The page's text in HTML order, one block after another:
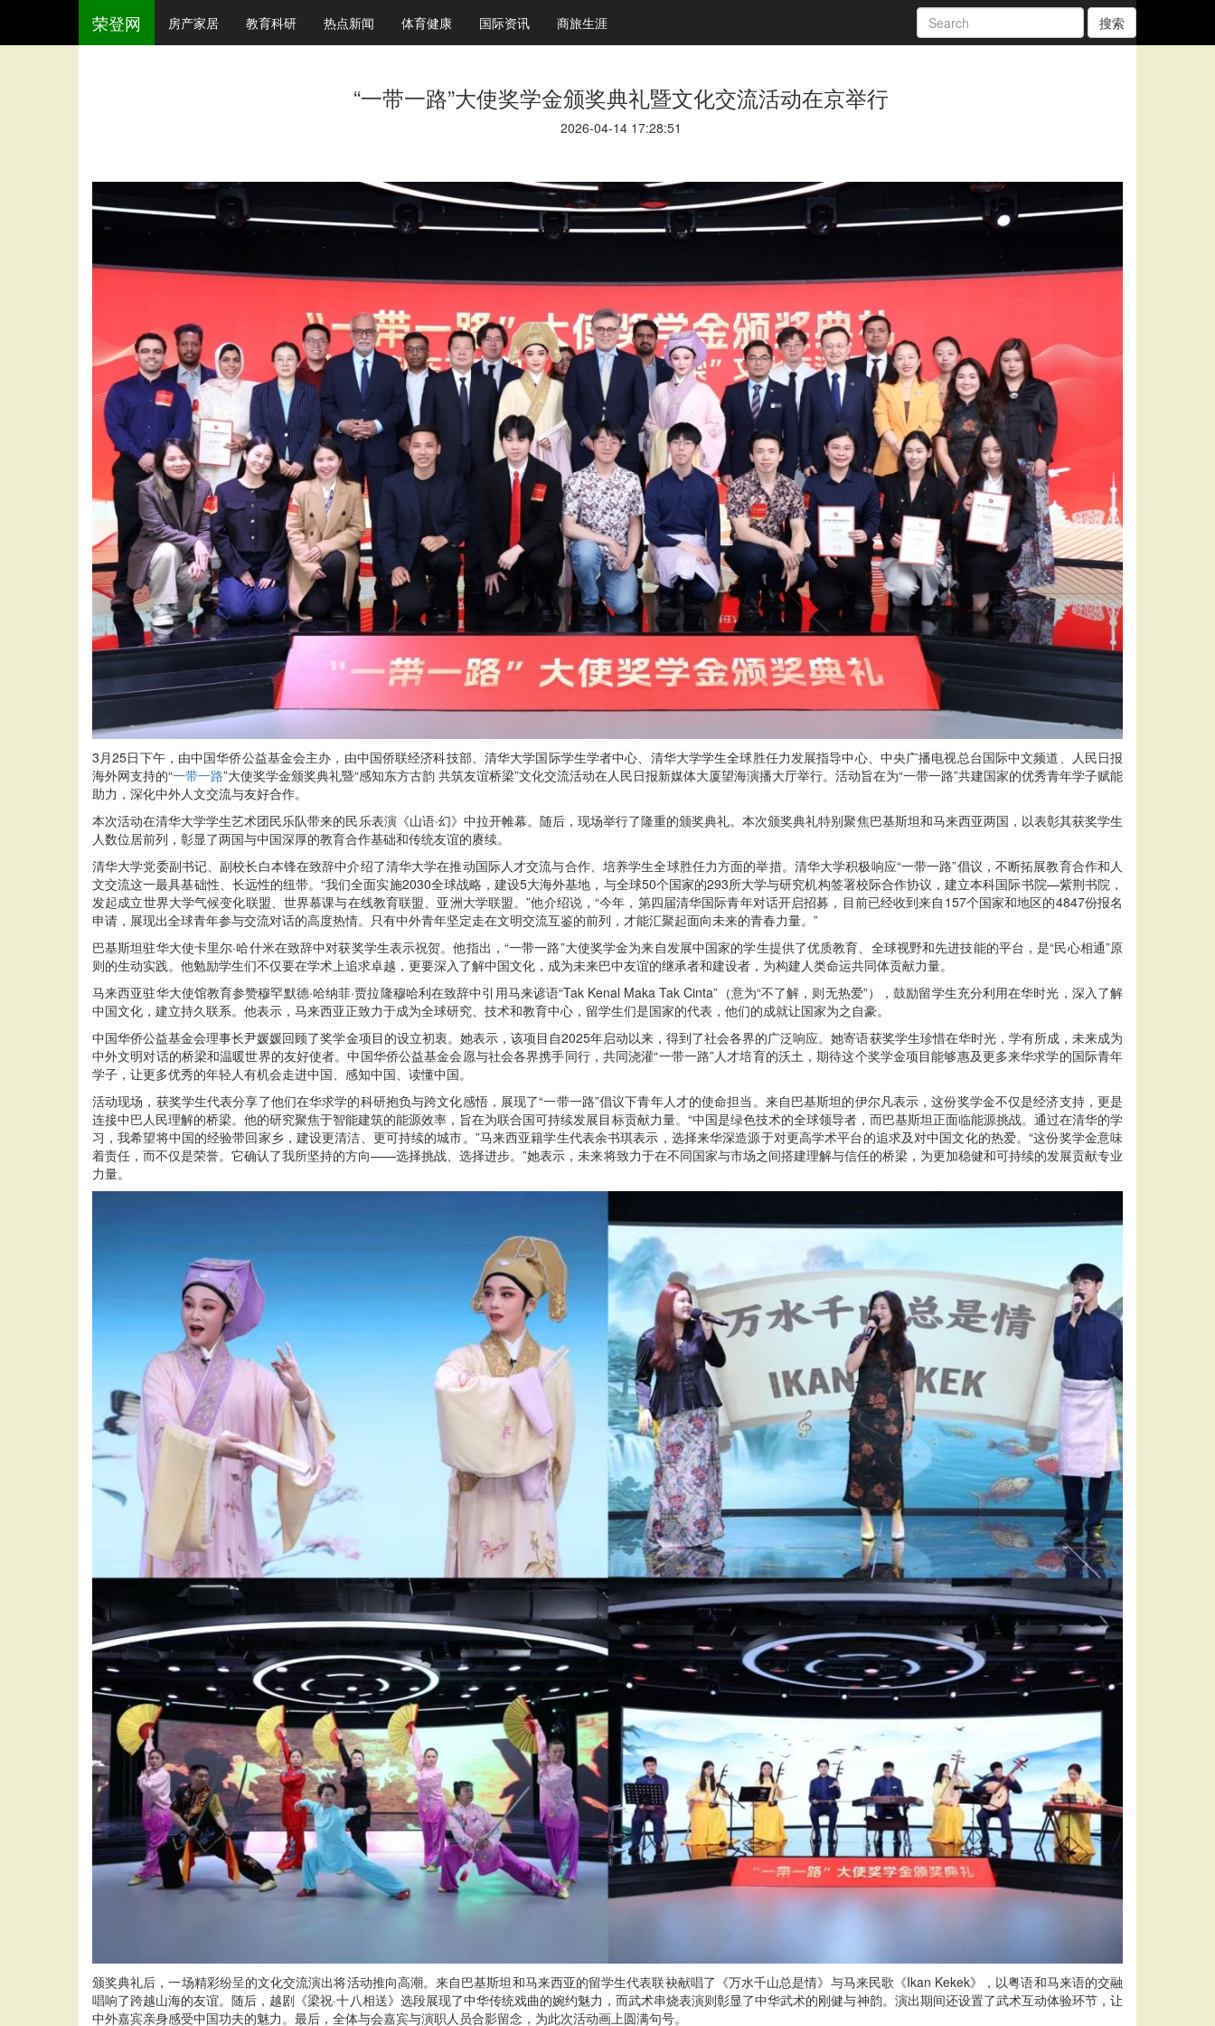
荣登网 房产家居 教育科研 热点新闻 体育健康 国际资讯 商旅生涯 搜索
“一带一路”大使奖学金颁奖典礼暨文化交流活动在京举行
2026-04-14 17:28:51
3月25日下午，由中国华侨公益基金会主办，由中国侨联经济科技部、清华大学国际学生学者中心、清华大学学生全球胜任力发展指导中心、中央广播电视总台国际中文频道、人民日报
海外网支持的“一带一路”大使奖学金颁奖典礼暨“感知东方古韵 共筑友谊桥梁”文化交流活动在人民日报新媒体大厦望海演播大厅举行。活动旨在为“一带一路”共建国家的优秀青年学子赋能
助力，深化中外人文交流与友好合作。
本次活动在清华大学学生艺术团民乐队带来的民乐表演《山语·幻》中拉开帷幕。随后，现场举行了隆重的颁奖典礼。本次颁奖典礼特别聚焦巴基斯坦和马来西亚两国，以表彰其获奖学生
人数位居前列，彰显了两国与中国深厚的教育合作基础和传统友谊的赓续。
清华大学党委副书记、副校长白本锋在致辞中介绍了清华大学在推动国际人才交流与合作、培养学生全球胜任力方面的举措。清华大学积极响应“一带一路”倡议，不断拓展教育合作和人
文交流这一最具基础性、长远性的纽带。“我们全面实施2030全球战略，建设5大海外基地，与全球50个国家的293所大学与研究机构签署校际合作协议，建立本科国际书院—紫荆书院，
发起成立世界大学气候变化联盟、世界慕课与在线教育联盟、亚洲大学联盟。”他介绍说，“今年，第四届清华国际青年对话开启招募，目前已经收到来自157个国家和地区的4847份报名
申请，展现出全球青年参与交流对话的高度热情。只有中外青年坚定走在文明交流互鉴的前列，才能汇聚起面向未来的青春力量。”
巴基斯坦驻华大使卡里尔·哈什米在致辞中对获奖学生表示祝贺。他指出，“一带一路”大使奖学金为来自发展中国家的学生提供了优质教育、全球视野和先进技能的平台，是“民心相通”原
则的生动实践。他勉励学生们不仅要在学术上追求卓越，更要深入了解中国文化，成为未来巴中友谊的继承者和建设者，为构建人类命运共同体贡献力量。
马来西亚驻华大使馆教育参赞穆罕默德·哈纳菲·贾拉隆穆哈利在致辞中引用马来谚语“Tak Kenal Maka Tak Cinta”（意为“不了解，则无热爱”），鼓励留学生充分利用在华时光，深入了解
中国文化，建立持久联系。他表示，马来西亚正致力于成为全球研究、技术和教育中心，留学生们是国家的代表，他们的成就让国家为之自豪。
中国华侨公益基金会理事长尹媛媛回顾了奖学金项目的设立初衷。她表示，该项目自2025年启动以来，得到了社会各界的广泛响应。她寄语获奖学生珍惜在华时光，学有所成，未来成为
中外文明对话的桥梁和温暖世界的友好使者。中国华侨公益基金会愿与社会各界携手同行，共同浇灌“一带一路”人才培育的沃土，期待这个奖学金项目能够惠及更多来华求学的国际青年
学子，让更多优秀的年轻人有机会走进中国、感知中国、读懂中国。
活动现场，获奖学生代表分享了他们在华求学的科研抱负与跨文化感悟，展现了“一带一路”倡议下青年人才的使命担当。来自巴基斯坦的伊尔凡表示，这份奖学金不仅是经济支持，更是
连接中巴人民理解的桥梁。他的研究聚焦于智能建筑的能源效率，旨在为联合国可持续发展目标贡献力量。“中国是绿色技术的全球领导者，而巴基斯坦正面临能源挑战。通过在清华的学
习，我希望将中国的经验带回家乡，建设更清洁、更可持续的城市。”马来西亚籍学生代表余书琪表示，选择来华深造源于对更高学术平台的追求及对中国文化的热爱。“这份奖学金意味
着责任，而不仅是荣誉。它确认了我所坚持的方向——选择挑战、选择进步。”她表示，未来将致力于在不同国家与市场之间搭建理解与信任的桥梁，为更加稳健和可持续的发展贡献专业
力量。
颁奖典礼后，一场精彩纷呈的文化交流演出将活动推向高潮。来自巴基斯坦和马来西亚的留学生代表联袂献唱了《万水千山总是情》与马来民歌《Ikan Kekek》，以粤语和马来语的交融
唱响了跨越山海的友谊。随后，越剧《梁祝·十八相送》选段展现了中华传统戏曲的婉约魅力，而武术串烧表演则彰显了中华武术的刚健与神韵。演出期间还设置了武术互动体验环节，让
中外嘉宾亲身感受中国功夫的魅力。最后，全体与会嘉宾与演职人员合影留念，为此次活动画上圆满句号。